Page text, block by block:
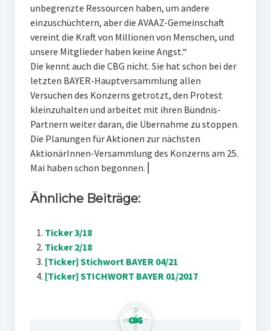
unbegrenzte Ressourcen haben, um andere
einzuschüchtern, aber die AVAAZ-Gemeinschaft
vereint die Kraft von Millionen von Menschen, und
unsere Mitglieder haben keine Angst.“
Die kennt auch die CBG nicht. Sie hat schon bei der
letzten BAYER-Hauptversammlung allen
Versuchen des Konzerns getrotzt, den Protest
kleinzuhalten und arbeitet mit ihren Bündnis-
Partnern weiter daran, die Übernahme zu stoppen.
Die Planungen für Aktionen zur nächsten
AktionärInnen-Versammlung des Konzerns am 25.
Mai haben schon begonnen. ⎜
Ähnliche Beiträge:
Ticker 3/18
Ticker 2/18
[Ticker] Stichwort BAYER 04/21
[Ticker] STICHWORT BAYER 01/2017